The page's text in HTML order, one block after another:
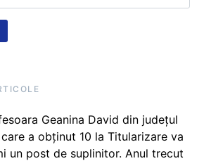
Geanina David din județul
a obținut 10 la Titularizare va
un post de suplinitor. Anul trecut